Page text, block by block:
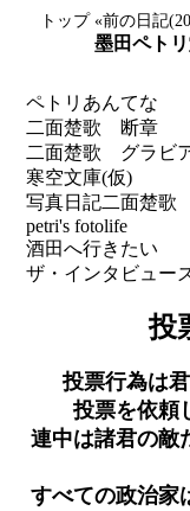
トップ «前の日記
墨田ペト
ペトリあんてな
二面楚歌 断章
二面楚歌 グラビ
寒空文庫(仮)
写真日記二面楚
petri's fotolife
酒田へ行きたい
ザ・インタビュー
投
投票行為は
投票を依頼
連中は諸君の敵
すべての政治家